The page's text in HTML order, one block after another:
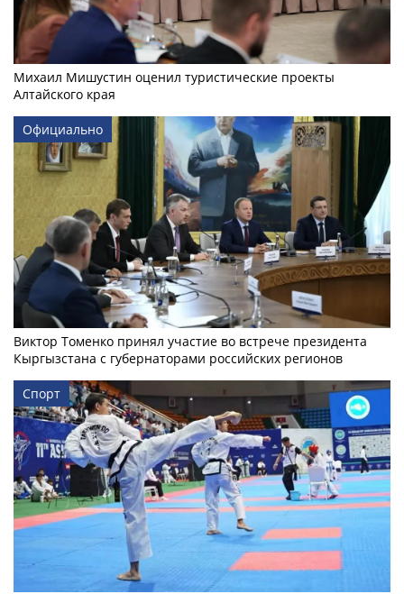
Михаил Мишустин оценил туристические проекты
Алтайского края
Официально
Виктор Томенко принял участие во встрече президента
Кыргызстана с губернаторами российских регионов
Спорт